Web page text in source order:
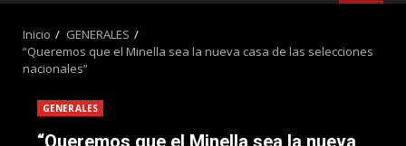
Inicio
GENERALES
“Queremos que el Minella sea la nueva casa de las selecciones
nacionales”
GENERALES
“Queremos que el Minella sea la nueva